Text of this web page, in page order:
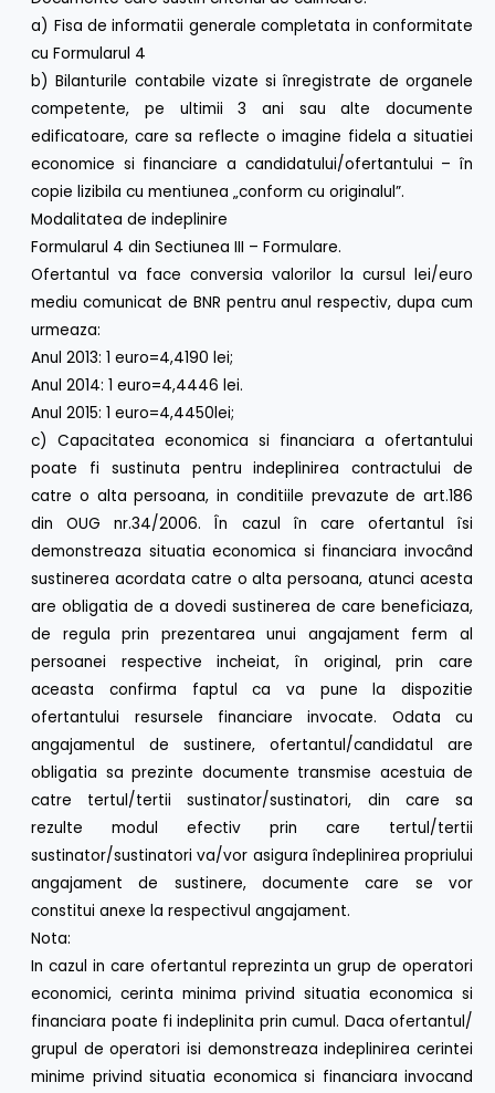
a) Fisa de informatii generale completata in conformitate
cu Formularul 4
b) Bilanturile contabile vizate si înregistrate de organele
competente, pe ultimii 3 ani sau alte documente
edificatoare, care sa reflecte o imagine fidela a situatiei
economice si financiare a candidatului/ofertantului – în
copie lizibila cu mentiunea „conform cu originalul”.
Modalitatea de indeplinire
Formularul 4 din Sectiunea III – Formulare.
Ofertantul va face conversia valorilor la cursul lei/euro
mediu comunicat de BNR pentru anul respectiv, dupa cum
urmeaza:
Anul 2013: 1 euro=4,4190 lei;
Anul 2014: 1 euro=4,4446 lei.
Anul 2015: 1 euro=4,4450lei;
c) Capacitatea economica si financiara a ofertantului
poate fi sustinuta pentru indeplinirea contractului de
catre o alta persoana, in conditiile prevazute de art.186
din OUG nr.34/2006. În cazul în care ofertantul îsi
demonstreaza situatia economica si financiara invocând
sustinerea acordata catre o alta persoana, atunci acesta
are obligatia de a dovedi sustinerea de care beneficiaza,
de regula prin prezentarea unui angajament ferm al
persoanei respective incheiat, în original, prin care
aceasta confirma faptul ca va pune la dispozitie
ofertantului resursele financiare invocate. Odata cu
angajamentul de sustinere, ofertantul/candidatul are
obligatia sa prezinte documente transmise acestuia de
catre tertul/tertii sustinator/sustinatori, din care sa
rezulte modul efectiv prin care tertul/tertii
sustinator/sustinatori va/vor asigura îndeplinirea propriului
angajament de sustinere, documente care se vor
constitui anexe la respectivul angajament.
Nota:
In cazul in care ofertantul reprezinta un grup de operatori
economici, cerinta minima privind situatia economica si
financiara poate fi indeplinita prin cumul. Daca ofertantul/
grupul de operatori isi demonstreaza indeplinirea cerintei
minime privind situatia economica si financiara invocand